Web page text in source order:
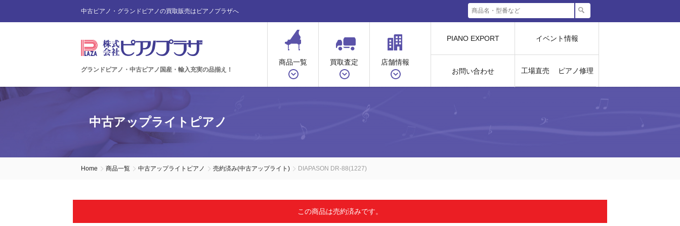
中古ピアノ・グランドピアノの買取販売はピアノプラザへ
グランドピアノ・中古ピアノ国産・輸入充実の品揃え！
商品一覧 買取査定 店舗情報
PIANO EXPORT
お問い合わせ
イベント情報
工場直売 ピアノ修理
中古アップライトピアノ
Home 商品一覧 中古アップライトピアノ 売約済み(中古アップライト) DIAPASON DR-88(1227)
この商品は売約済みです。